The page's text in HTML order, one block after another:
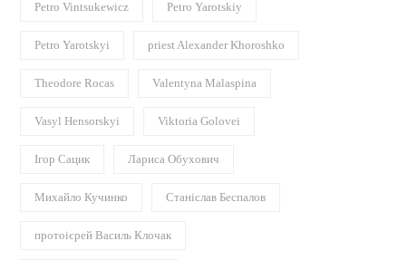
Petro Vintsukewicz Petro Yarotskiy
Petro Yarotskyi priest Alexander Khoroshko
Theodore Rocas Valentyna Malaspina
Vasyl Hensorskyi Viktoria Golovei
Ігор Сацик Лариса Обухович
Михайло Кучинко Станіслав Беспалов
протоієрей Василь Клочак